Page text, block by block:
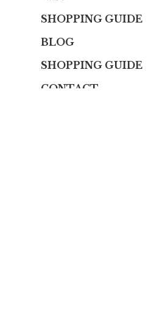
SHOPPING GUIDE
BLOG
SHOPPING GUIDE
CONTACT